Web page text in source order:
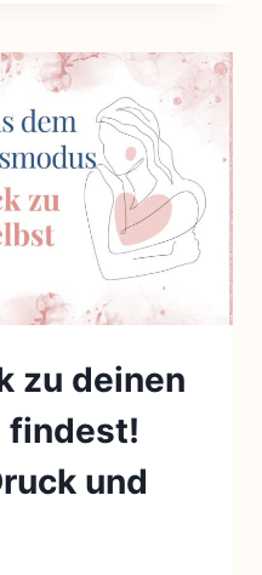
zu deinen
findest!
und